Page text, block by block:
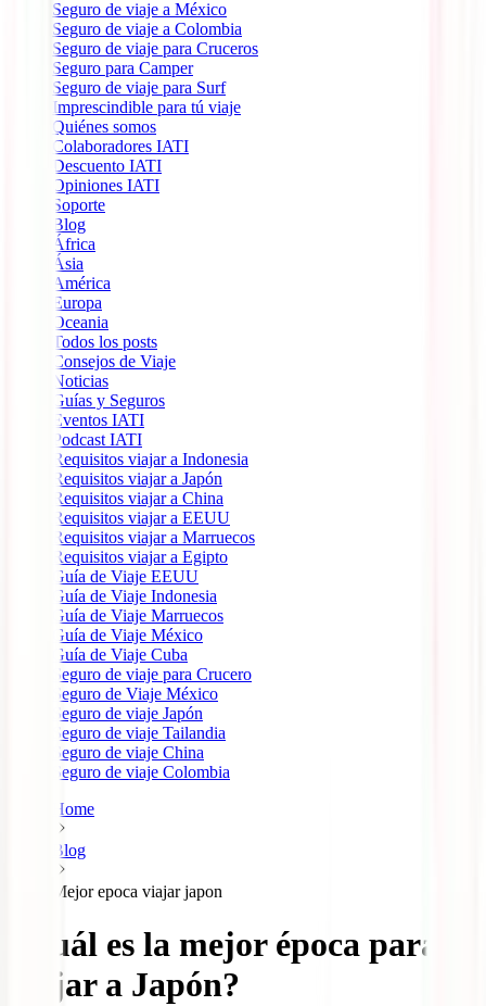
Seguro de viaje a México
Seguro de viaje a Colombia
Seguro de viaje para Cruceros
Seguro para Camper
Seguro de viaje para Surf
Imprescindible para tú viaje
Quiénes somos
Colaboradores IATI
Descuento IATI
Opiniones IATI
Soporte
Blog
África
Ásia
América
Europa
Oceania
Todos los posts
Consejos de Viaje
Noticias
Guías y Seguros
Eventos IATI
Podcast IATI
Requisitos viajar a Indonesia
Requisitos viajar a Japón
Requisitos viajar a China
Requisitos viajar a EEUU
Requisitos viajar a Marruecos
Requisitos viajar a Egipto
Guía de Viaje EEUU
Guía de Viaje Indonesia
Guía de Viaje Marruecos
Guía de Viaje México
Guía de Viaje Cuba
Seguro de viaje para Crucero
Seguro de Viaje México
Seguro de viaje Japón
Seguro de viaje Tailandia
Seguro de viaje China
Seguro de viaje Colombia
Home
Blog
Mejor epoca viajar japon
¿Cuál es la mejor época para
viajar a Japón?